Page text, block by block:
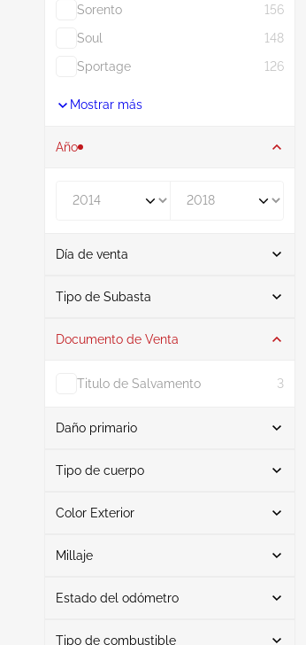
Sorento
156
Soul
148
Sportage
126
Mostrar más
Año
Día de venta
De
Tipo de Subasta
Subasta 6
Documento de Venta
Titulo de Salvamento 3
Daño primario
Delantero trasero
1
Tren de aterrizaje
1
Tipo de cuerpo
Sedán 6
Color Exterior
Negro
1
Millaje
Estado del odómetro
Real
5
Tipo de combustible